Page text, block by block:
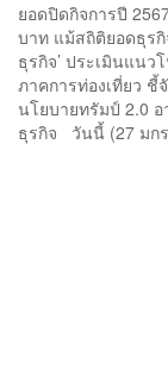
ยอดปิดกิจการปี
บาท แม้สถิติยอดธุร
ธุรกิจ’ ประเมินแนว
ภาคการท่องเที่ยว ชี้
นโยบายทรัมป์ 2.0
ธุรกิจ วันนี้ (27 มก